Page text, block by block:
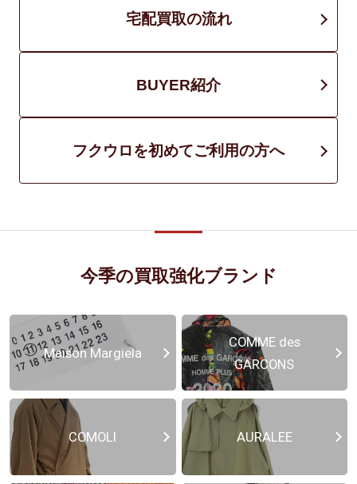
宅配買取の流れ
BUYER紹介
フクウロを初めてご利用の方へ
今季の買取強化ブランド
Maison Margiela
COMME des
GARCONS
COMOLI AURALEE